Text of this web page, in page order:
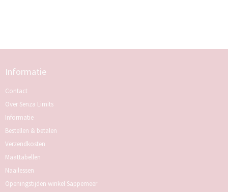
Informatie
Contact
Over Senza Limits
Informatie
Bestellen & betalen
Verzendkosten
Maattabellen
Naailessen
Openingstijden winkel Sappemeer